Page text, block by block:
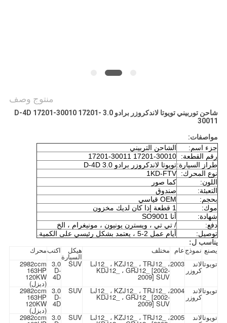
منتوج وصف
شاحن توربيني تويوتا لاندكروزر برادو 3.0 D-4D 17201-30010 17201-
30011
مواصفات:
جزء اسم:
الشاحن التربيني
رقم القطعة:
17201-30010 17201-30011
طراز السيارة:تويوتا لاندكروزر برادو 3.0 D-4D
نوع المحرك:
1KD-FTV
اللون:
كما صور
التعبئة:
صندوق
بحجم:
OEM قياسي
موك:
1 قطعة إذا كان لديك مخزون
شهادة:
أنا SO9001
دفع:
/ تي تي ، ويسترن يونيون ، مونيغرام ، الخ
توصيل:
أيام عمل 2-5 ، يعتمد بشكل رئيسي على الكمية.
يناسب ل:
يصنع نموذجعام مختلف هيكل
السيارة
اكتبمحرك
تويوتالاند
كروزر
2003LJ12_ ، KZJ12_ ، TRJ12_ ،
KDJ12_ ، GRJ12_ [2002-
2009] SUV
SUV
3.0
D-
4D
2982ccm
163HP
120KW
(ديزل)
تويوتالاند
كروزر
2004LJ12_ ، KZJ12_ ، TRJ12_ ،
KDJ12_ ، GRJ12_ [2002-
2009] SUV
SUV
3.0
D-
4D
2982ccm
163HP
120KW
(ديزل)
تويوتالاند 2005LJ12_ ، KZJ12_ ، TRJ12_ ، SUV
3.0
2982ccm